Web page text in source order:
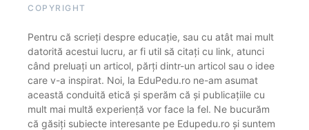
COPYRIGHT
Pentru că scrieți despre educație, sau cu atât mai mult
datorită acestui lucru, ar fi util să citați cu link, atunci
când preluați un articol, părți dintr-un articol sau o idee
care v-a inspirat. Noi, la EduPedu.ro ne-am asumat
această conduită etică și sperăm că și publicațiile cu
mult mai multă experiență vor face la fel. Ne bucurăm
că găsiți subiecte interesante pe Edupedu.ro și suntem